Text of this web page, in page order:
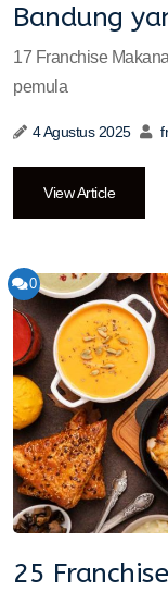
Bandung
17 Franchise
pemula
4 Agustus 2025
View Article
0
25